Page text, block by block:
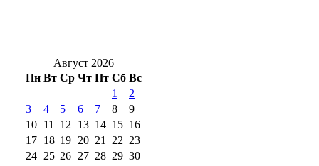
Август 2026
Пн Вт Ср Чт Пт Сб Вс
1
2
3
4 5 6 7 8
9
10 11 12 13 14 15 16
17 18 19 20 21 22 23
24 25 26 27 28 29 30